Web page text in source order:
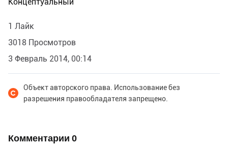
1 Лайк
3018 Просмотров
3 Февраль 2014, 00:14
Объект авторского права. Использование без
разрешения правообладателя запрещено.
Комментарии 0